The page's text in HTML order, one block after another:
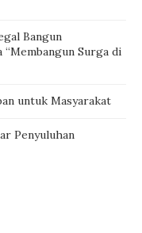
Bangun
Surga di
untuk Masyarakat
Penyuluhan